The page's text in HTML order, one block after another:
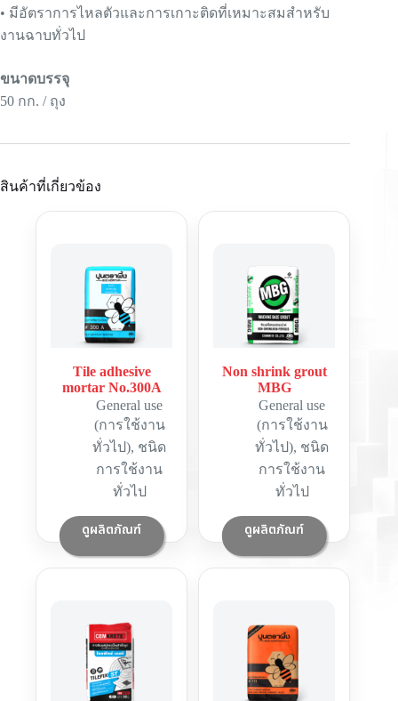
• มีอัตราการไหลตัวและการเกาะติดที่เหมาะสมสำหรับ
งานฉาบทั่วไป
ขนาดบรรจุ
50 กก. / ถุง
สินค้าที่เกี่ยวข้อง
Tile adhesive
mortar No.300A
General use
(การใช้งาน
ทั่วไป), ชนิด
การใช้งาน
ทั่วไป
ดูผลิตภัณฑ์
Non shrink grout
MBG
General use
(การใช้งาน
ทั่วไป), ชนิด
การใช้งาน
ทั่วไป
ดูผลิตภัณฑ์